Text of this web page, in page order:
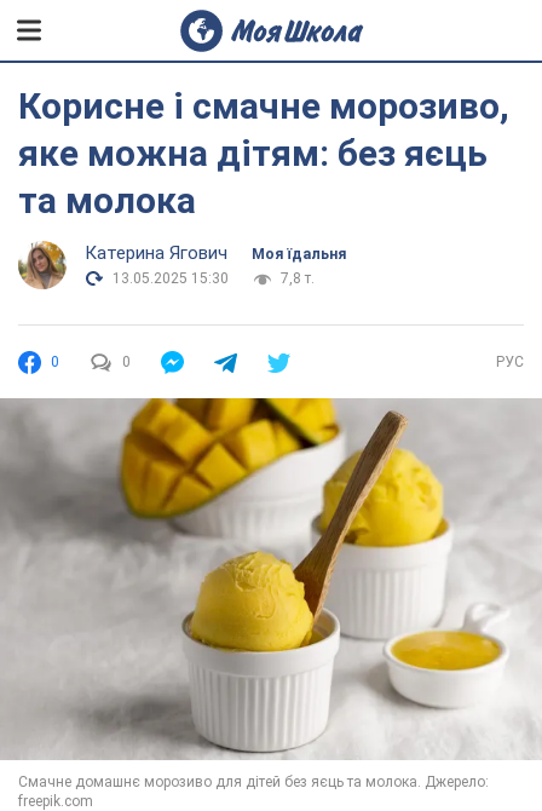
Корисне і смачне морозиво,
яке можна дітям: без яєць
та молока
Катерина Ягович
Моя їдальня
13.05.2025 15:30
7,8 т.
0 0 РУС